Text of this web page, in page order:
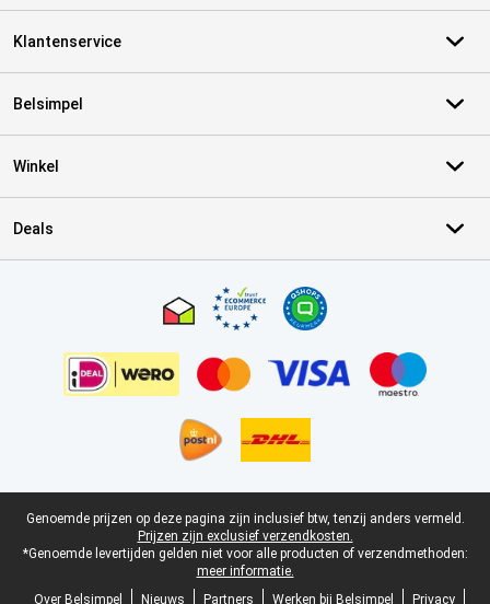
Klantenservice
Belsimpel
Winkel
Deals
Juridische voettekst
Genoemde prijzen op deze pagina zijn inclusief btw, tenzij anders vermeld.
Prijzen zijn exclusief verzendkosten.
*Genoemde levertijden gelden niet voor alle producten of verzendmethoden:
meer informatie.
Over Belsimpel
Nieuws Partners Werken bij Belsimpel
Privacy